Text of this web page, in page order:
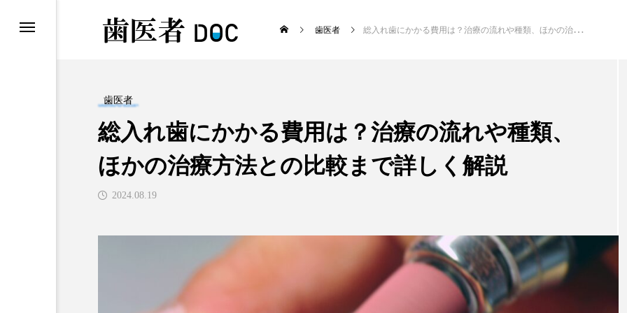
歯医者
歯医者 総入れ歯にかかる費用は？治療の流れや種類、ほかの治療方法との比較まで詳しく解説
歯医者
総入れ歯にかかる費用は？治療の流れや種類、
ほかの治療方法との比較まで詳しく解説
2024.08.19